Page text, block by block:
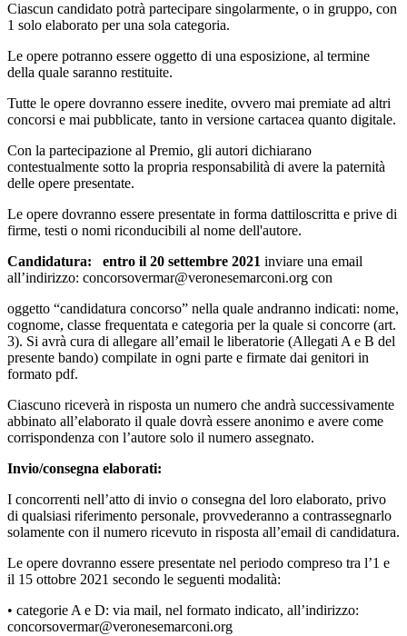
Ciascun candidato potrà partecipare singolarmente, o in gruppo, con
1 solo elaborato per una sola categoria.
Le opere potranno essere oggetto di una esposizione, al termine
della quale saranno restituite.
Tutte le opere dovranno essere inedite, ovvero mai premiate ad altri
concorsi e mai pubblicate, tanto in versione cartacea quanto digitale.
Con la partecipazione al Premio, gli autori dichiarano
contestualmente sotto la propria responsabilità di avere la paternità
delle opere presentate.
Le opere dovranno essere presentate in forma dattiloscritta e prive di
firme, testi o nomi riconducibili al nome dell'autore.
Candidatura: entro il 20 settembre 2021 inviare una email
all’indirizzo: concorsovermar@veronesemarconi.org con
oggetto “candidatura concorso” nella quale andranno indicati: nome,
cognome, classe frequentata e categoria per la quale si concorre (art.
3). Si avrà cura di allegare all’email le liberatorie (Allegati A e B del
presente bando) compilate in ogni parte e firmate dai genitori in
formato pdf.
Ciascuno riceverà in risposta un numero che andrà successivamente
abbinato all’elaborato il quale dovrà essere anonimo e avere come
corrispondenza con l’autore solo il numero assegnato.
Invio/consegna elaborati:
I concorrenti nell’atto di invio o consegna del loro elaborato, privo
di qualsiasi riferimento personale, provvederanno a contrassegnarlo
solamente con il numero ricevuto in risposta all’email di candidatura.
Le opere dovranno essere presentate nel periodo compreso tra l’1 e
il 15 ottobre 2021 secondo le seguenti modalità:
• categorie A e D: via mail, nel formato indicato, all’indirizzo:
concorsovermar@veronesemarconi.org